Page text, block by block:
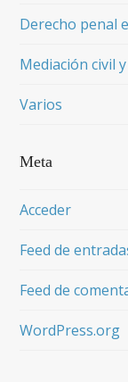
Derecho penal
Mediación civil
Varios
Meta
Acceder
Feed de
Feed de
WordPress.org